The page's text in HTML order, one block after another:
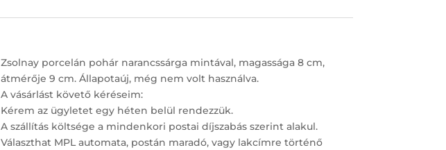
Zsolnay porcelán pohár narancssárga mintával, magassága 8 cm,
átmérője 9 cm. Állapotaúj, még nem volt használva.
A vásárlást követő kéréseim:
Kérem az ügyletet egy héten belül rendezzük.
A szállítás költsége a mindenkori postai díjszabás szerint alakul.
Választhat MPL automata, postán maradó, vagy lakcímre történő